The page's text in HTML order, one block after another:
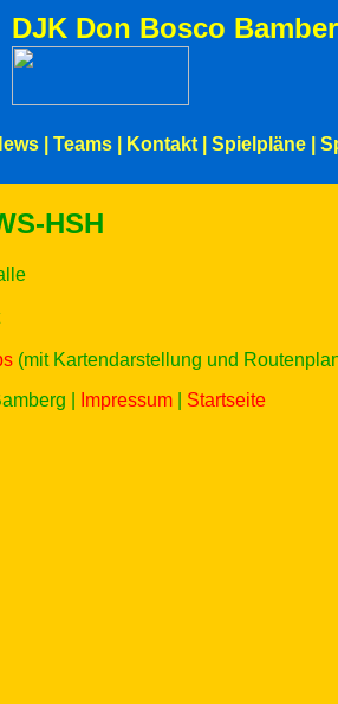
DJK Don Bosco
Teams Kontakt Spielpläne
HSH
(mit Kartendarstellung und
|
Impressum| Startseite